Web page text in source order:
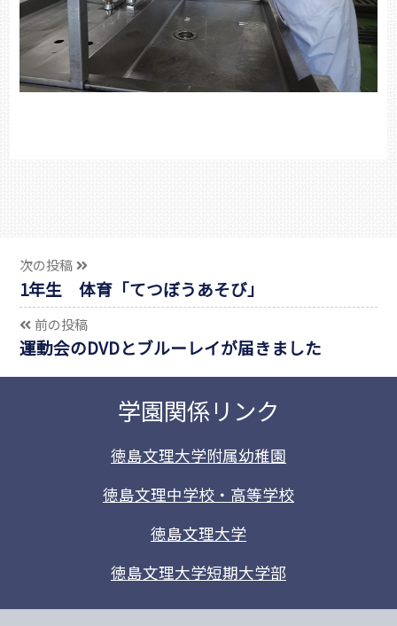
次の投稿
1年生 体育「てつぼうあそび」
前の投稿
運動会のDVDとブルーレイが届きました
学園関係リンク
徳島文理大学附属幼稚園
徳島文理中学校・高等学校
徳島文理大学
徳島文理大学短期大学部